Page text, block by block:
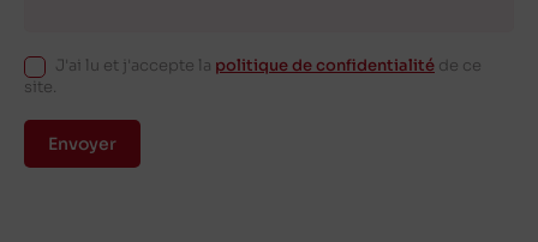
J'ai lu et j'accepte la politique de confidentialité de ce
site.
Envoyer